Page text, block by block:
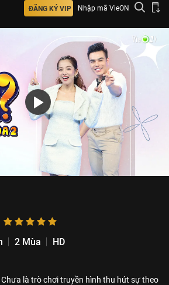
ĐĂNG KÝ VIP Nhập mã VieON
2 Mùa
HD
là trò chơi truyền hình thu hút sự theo